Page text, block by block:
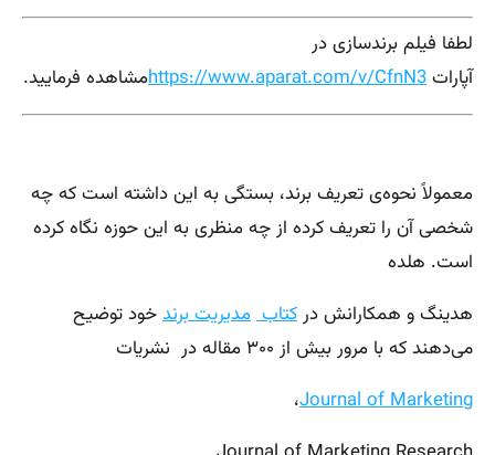
لطفا فیلم برندسازی در
آپاراتhttps://www.aparat.com/v/CfnN3مشاهده فرمایید.
معمولاً نحوه‌ی تعریف برند،‌ بستگی به این داشته است که چه
شخصی آن را تعریف کرده از چه منظری به این حوزه نگاه کرده
است. هلده
هدینگ و همکارانش در کتابمدیریت برندخود توضیح
می‌دهند که با مرور بیش از ۳۰۰ مقاله در نشریات
Journal of Marketing،